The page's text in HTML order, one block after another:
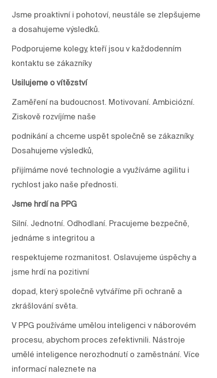
Jsme proaktivní i pohotoví, neustále se zlepšujeme
a dosahujeme výsledků.
Podporujeme kolegy, kteří jsou v každodenním
kontaktu se zákazníky
Usilujeme o vítězství
Zaměření na budoucnost. Motivovaní. Ambiciózní.
Ziskově rozvíjíme naše
podnikání a chceme uspět společně se zákazníky.
Dosahujeme výsledků,
přijímáme nové technologie a využíváme agilitu i
rychlost jako naše přednosti.
Jsme hrdí na PPG
Silní. Jednotní. Odhodlaní. Pracujeme bezpečně,
jednáme s integritou a
respektujeme rozmanitost. Oslavujeme úspěchy a
jsme hrdí na pozitivní
dopad, který společně vytváříme při ochraně a
zkrášlování světa.
V PPG používáme umělou inteligenci v náborovém
procesu, abychom proces zefektivnili. Nástroje
umělé inteligence nerozhodnutí o zaměstnání. Více
informací naleznete na